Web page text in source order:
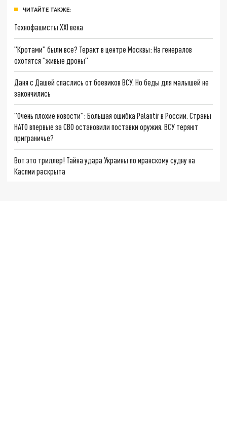
ЧИТАЙТЕ ТАКЖЕ:
Технофашисты XXI века
"Кротами" были все? Теракт в центре Москвы: На генералов
охотятся "живые дроны"
Даня с Дашей спаслись от боевиков ВСУ. Но беды для малышей не
закончились
"Очень плохие новости": Большая ошибка Palantir в России. Страны
НАТО впервые за СВО остановили поставки оружия. ВСУ теряют
приграничье?
Вот это триллер! Тайна удара Украины по иранскому судну на
Каспии раскрыта